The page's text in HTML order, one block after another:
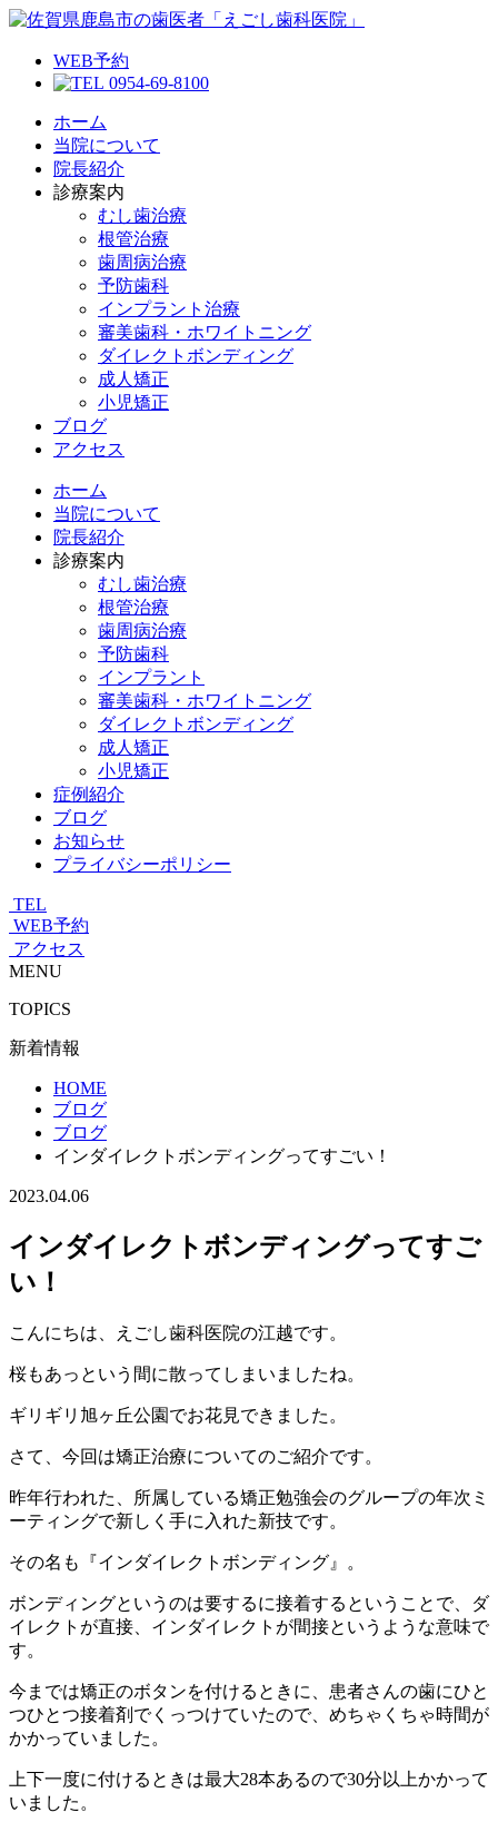
WEB予約
0954-69-8100
ホーム
当院について
院長紹介
診療案内
むし歯治療
根管治療
歯周病治療
予防歯科
インプラント治療
審美歯科・ホワイトニング
ダイレクトボンディング
成人矯正
小児矯正
ブログ
アクセス
ホーム
当院について
院長紹介
診療案内
むし歯治療
根管治療
歯周病治療
予防歯科
インプラント
審美歯科・ホワイトニング
ダイレクトボンディング
成人矯正
小児矯正
症例紹介
ブログ
お知らせ
プライバシーポリシー
TEL
WEB予約
アクセス
MENU
TOPICS
新着情報
HOME
ブログ
ブログ
インダイレクトボンディングってすごい！
2023.04.06
インダイレクトボンディングってすご
い！
こんにちは、えごし歯科医院の江越です。
桜もあっという間に散ってしまいましたね。
ギリギリ旭ヶ丘公園でお花見できました。
さて、今回は矯正治療についてのご紹介です。
昨年行われた、所属している矯正勉強会のグループの年次ミ
ーティングで新しく手に入れた新技です。
その名も『インダイレクトボンディング』。
ボンディングというのは要するに接着するということで、ダ
イレクトが直接、インダイレクトが間接というような意味で
す。
今までは矯正のボタンを付けるときに、患者さんの歯にひと
つひとつ接着剤でくっつけていたので、めちゃくちゃ時間が
かかっていました。
上下一度に付けるときは最大28本あるので30分以上かかって
いました。